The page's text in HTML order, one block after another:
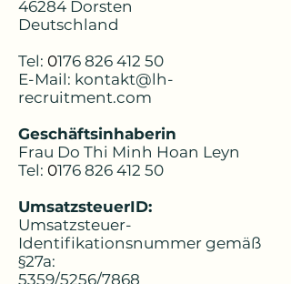
46284 Dorsten
Deutschland
Tel: 0176 826 412 50
E-Mail: kontakt@lh-
recruitment.com
Geschäftsinhaberin
Frau Do Thi Minh Hoan Leyn
Tel: 0176 826 412 50
UmsatzsteuerID:
Umsatzsteuer-
Identifikationsnummer gemäß
§27a:
5359/5256/7868